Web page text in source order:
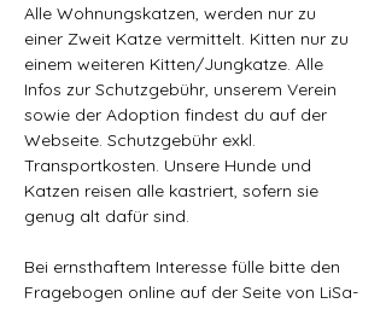
Alle Wohnungskatzen, werden nur zu
einer Zweit Katze vermittelt. Kitten nur zu
einem weiteren Kitten/Jungkatze. Alle
Infos zur Schutzgebühr, unserem Verein
sowie der Adoption findest du auf der
Webseite. Schutzgebühr exkl.
Transportkosten. Unsere Hunde und
Katzen reisen alle kastriert, sofern sie
genug alt dafür sind.
Bei ernsthaftem Interesse fülle bitte den
Fragebogen online auf der Seite von LiSa-